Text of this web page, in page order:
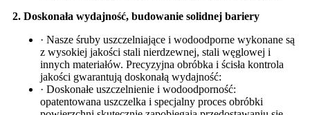
2. Doskonała wydajność, budowanie solidnej bariery
· Nasze śruby uszczelniające i wodoodporne wykonane są
z wysokiej jakości stali nierdzewnej, stali węglowej i
innych materiałów. Precyzyjna obróbka i ścisła kontrola
jakości gwarantują doskonałą wydajność:
· Doskonałe uszczelnienie i wodoodporność:
opatentowana uszczelka i specjalny proces obróbki